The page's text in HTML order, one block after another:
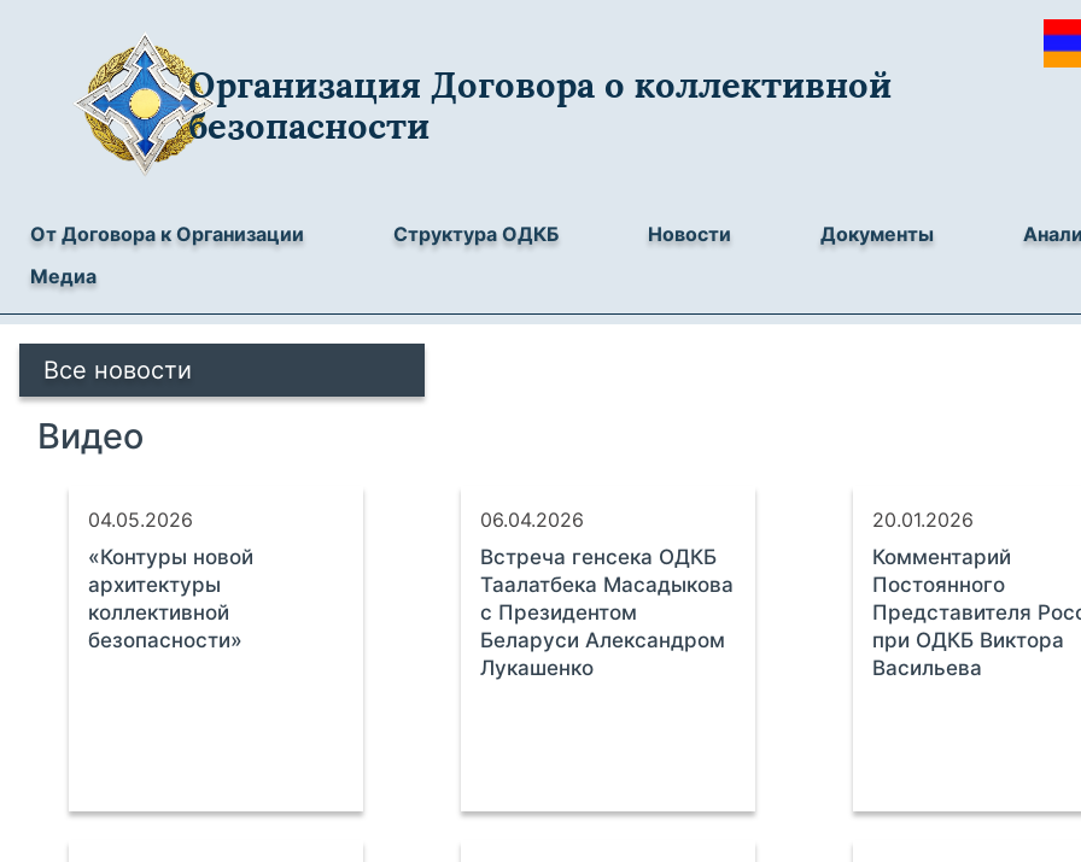
Организация Договора о коллективной
безопасности
От Договора к Организации Структура ОДКБ Новости Документы
Медиа
Все новости
Видео
04.05.2026
«Контуры новой
архитектуры
коллективной
безопасности»
06.04.2026
Встреча генсека ОДКБ
Таалатбека Масадыкова
с Президентом
Беларуси Александром
Лукашенко
20.01.2026
Комментарий
Постоянного
Представителя
при ОДКБ Виктора
Васильева